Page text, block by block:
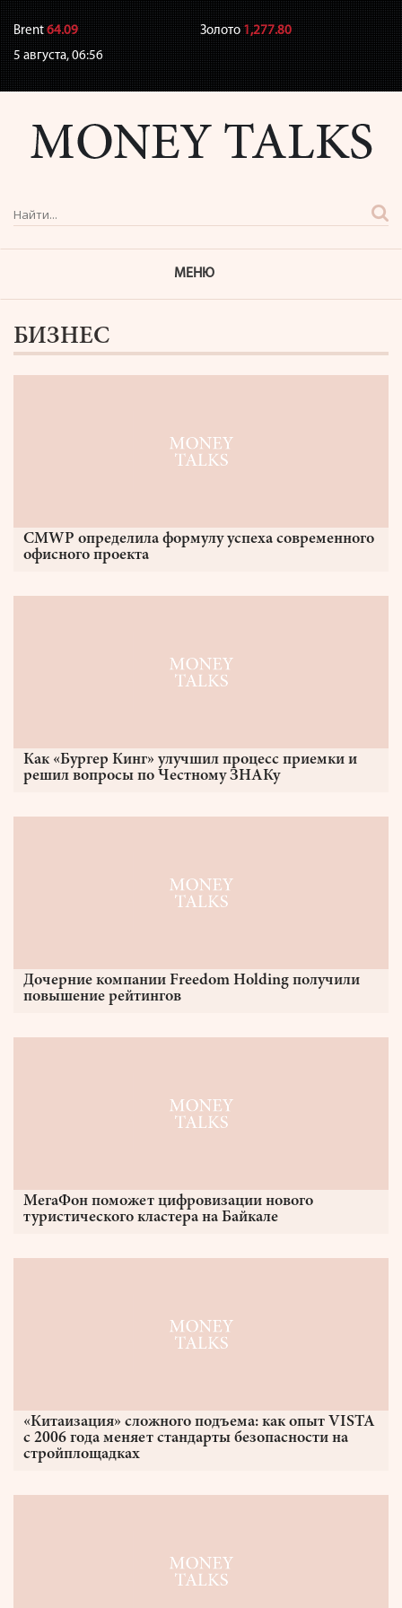
Brent64.09 Золото1,277.80
5 августа,06:56
МЕНЮ
БИЗНЕС
CMWP определила формулу успеха современного
офисного проекта
Как «Бургер Кинг» улучшил процесс приемки и
решил вопросы по Честному ЗНАКу
Дочерние компании Freedom Holding получили
повышение рейтингов
МегаФон поможет цифровизации нового
туристического кластера на Байкале
«Китаизация» сложного подъема: как опыт VISTA
с 2006 года меняет стандарты безопасности на
стройплощадках